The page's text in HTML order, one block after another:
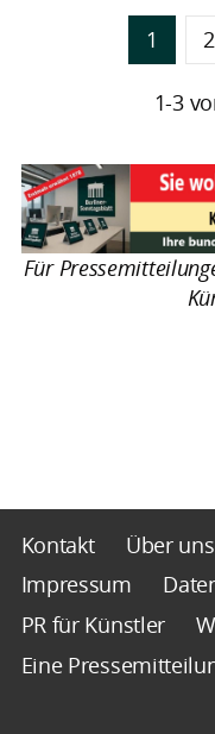
1 2
1-3
Für
Kontakt Über uns
Impressum
PR für Künstler
Eine